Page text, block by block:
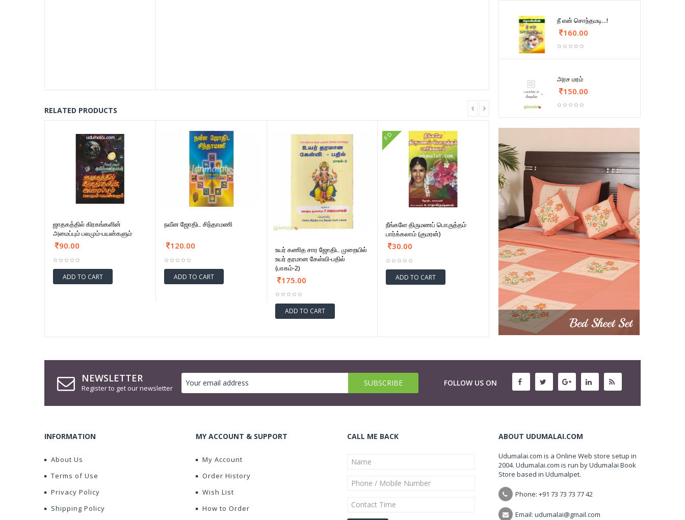
RELATED PRODUCTS
ஜாதகத்தில் கிரகங்களின்
அமைப்பும் பலமும்-பயன்களும்
90.00
ADD TO CART
நவீன ஜோதிட சிந்தாமணி
120.00
ADD TO CART
உயர் கணித சார ஜோதிட முறையில்
உயர் தரமான கேள்வி-பதில்
(பாகம்-2)
175.00
ADD TO CART
FD
நீங்களே திருமணப் பொருத்தம்
பார்க்கலாம் (குமரன்)
30.00
ADD TO CART
நீ என் சொந்தமடி...!
160.00
அரச மரம்
150.00
NEWSLETTER
Register to get our newsletter
FOLLOW US ON
INFORMATION
About Us
Terms of Use
Privacy Policy
Shipping Policy
MY ACCOUNT & SUPPORT
My Account
Order History
Wish List
How to Order
CALL ME BACK ABOUT UDUMALAI.COM
Udumalai.com is a Online Web store setup in
2004. Udumalai.com is run by Udumalai Book
Store based in Udumalpet.
Phone: +91 73 73 73 77 42
Email: udumalai@gmail.com